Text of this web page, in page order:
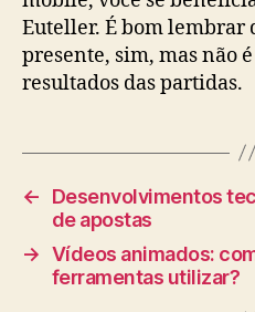
Euteller. É bom lembrar
presente, sim, mas não
resultados das partidas.
←
Desenvolvimentos
de apostas
→ Vídeos animados:
ferramentas utilizar?